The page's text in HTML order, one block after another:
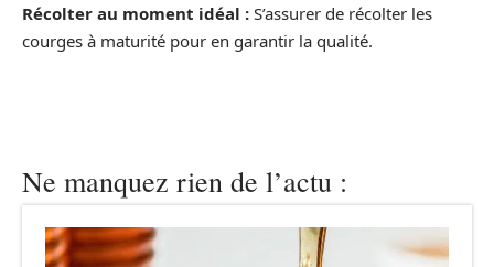
Récolter au moment idéal : S’assurer de récolter les
courges à maturité pour en garantir la qualité.
Ne manquez rien de l’actu :